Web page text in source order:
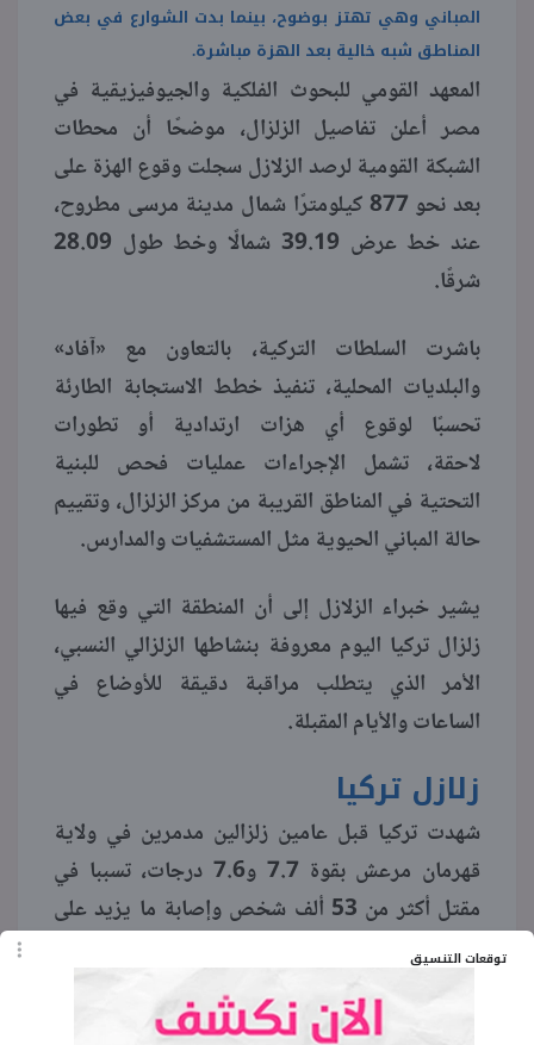
توقعات التنسيق
المباني وهي تهتز بوضوح، بينما بدت الشوارع في بعض
المناطق شبه خالية بعد الهزة مباشرة.
المعهد القومي للبحوث الفلكية والجيوفيزيقية في
مصر أعلن تفاصيل الزلزال، موضحًا أن محطات
الشبكة القومية لرصد الزلازل سجلت وقوع الهزة على
بعد نحو 877 كيلومترًا شمال مدينة مرسى مطروح،
عند خط عرض 39.19 شمالًا وخط طول 28.09
شرقًا.
باشرت السلطات التركية، بالتعاون مع «آفاد»
والبلديات المحلية، تنفيذ خطط الاستجابة الطارئة
تحسبًا لوقوع أي هزات ارتدادية أو تطورات
لاحقة، تشمل الإجراءات عمليات فحص للبنية
التحتية في المناطق القريبة من مركز الزلزال، وتقييم
حالة المباني الحيوية مثل المستشفيات والمدارس.
يشير خبراء الزلازل إلى أن المنطقة التي وقع فيها
زلزال تركيا اليوم معروفة بنشاطها الزلزالي النسبي،
الأمر الذي يتطلب مراقبة دقيقة للأوضاع في
الساعات والأيام المقبلة.
زلازل تركيا
شهدت تركيا قبل عامين زلزالين مدمرين في ولاية
قهرمان مرعش بقوة 7.7 و7.6 درجات، تسببا في
مقتل أكثر من 53 ألف شخص وإصابة ما يزيد على
مواطن، وهذه الكارثة السابقة جعلت السلطات أكثر
استعدادًا للتعامل مع الهزات الأرضية، ما يفسر سرعة